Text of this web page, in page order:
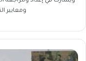
ومعايير
العودة